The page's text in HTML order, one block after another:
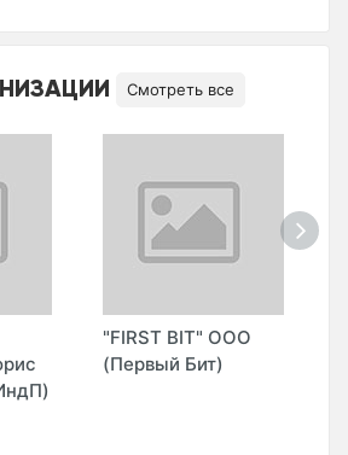
Смотреть все
"FIRST BIT" ООО
(Первый Бит)